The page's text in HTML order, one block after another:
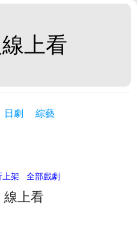
上看
日劇 綜藝
上架 全部戲劇
線上看